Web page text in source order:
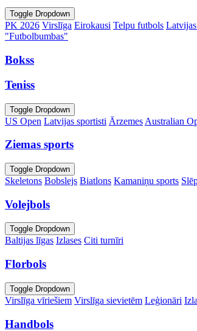
Toggle Dropdown
PK 2026 Virslīga Eirokausi Telpu futbols
"Futbolbumbas"
Bokss
Teniss
Toggle Dropdown
US Open Latvijas sportisti Ārzemes Australian
Ziemas sports
Toggle Dropdown
Skeletons Bobslejs Biatlons Kamaniņu sports
Volejbols
Toggle Dropdown
Baltijas līgas Izlases Citi turnīri
Florbols
Toggle Dropdown
Virslīga vīriešiem Virslīga sievietēm Leģionāri
Handbols